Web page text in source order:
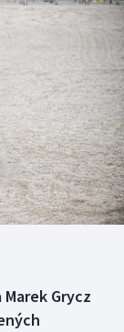
Grycz